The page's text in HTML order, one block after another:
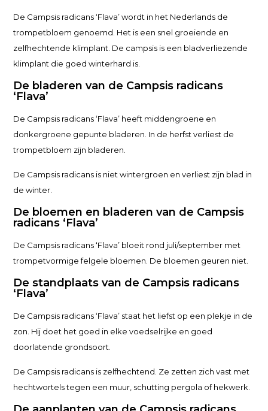
De Campsis radicans ‘Flava’ wordt in het Nederlands de
trompetbloem genoemd. Het is een snel groeiende en
zelfhechtende klimplant. De campsis is een bladverliezende
klimplant die goed winterhard is.
De bladeren van de Campsis radicans
‘Flava’
De Campsis radicans ‘Flava’ heeft middengroene en
donkergroene gepunte bladeren. In de herfst verliest de
trompetbloem zijn bladeren.
De Campsis radicans is niet wintergroen en verliest zijn blad in
de winter.
De bloemen en bladeren van de Campsis
radicans ‘Flava’
De Campsis radicans ‘Flava’ bloeit rond juli/september met
trompetvormige felgele bloemen. De bloemen geuren niet.
De standplaats van de Campsis radicans
‘Flava’
De Campsis radicans ‘Flava’ staat het liefst op een plekje in de
zon. Hij doet het goed in elke voedselrijke en goed
doorlatende grondsoort.
De Campsis radicans is zelfhechtend. Ze zetten zich vast met
hechtwortels tegen een muur, schutting pergola of hekwerk.